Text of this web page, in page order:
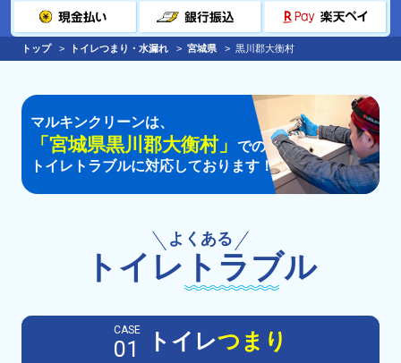
トップ トイレつまり・水漏れ 宮城県 黒川郡大衡村
マルキンクリーンは、
「宮城県黒川郡大衡村」での
トイレトラブルに対応しております！
よくある
トイレ トラブル
CASE
01 トイレつまり